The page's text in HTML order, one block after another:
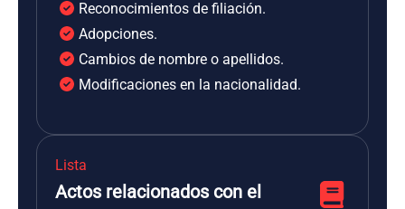
Reconocimientos de filiación.
Adopciones.
Cambios de nombre o apellidos.
Modificaciones en la nacionalidad.
Lista
Actos relacionados con el